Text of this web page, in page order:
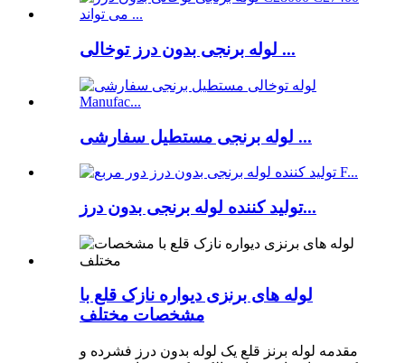
لوله برنجی بدون درز توخالی ...
لوله برنجی مستطیل سفارشی ...
تولید کننده لوله برنجی بدون درز...
لوله های برنزی دیواره نازک قلع با
مشخصات مختلف
مقدمه لوله برنز قلع یک لوله بدون درز فشرده و